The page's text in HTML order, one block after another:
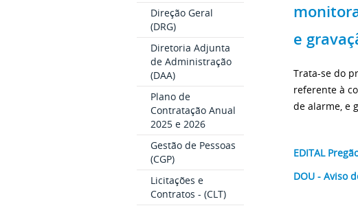
Direção Geral
(DRG)
Diretoria Adjunta
de Administração
(DAA)
Plano de
Contratação Anual
2025 e 2026
Gestão de Pessoas
(CGP)
Licitações e
Contratos - (CLT)
e
Trata-se do
referente à
de alarme, e
EDITAL
DOU - Aviso